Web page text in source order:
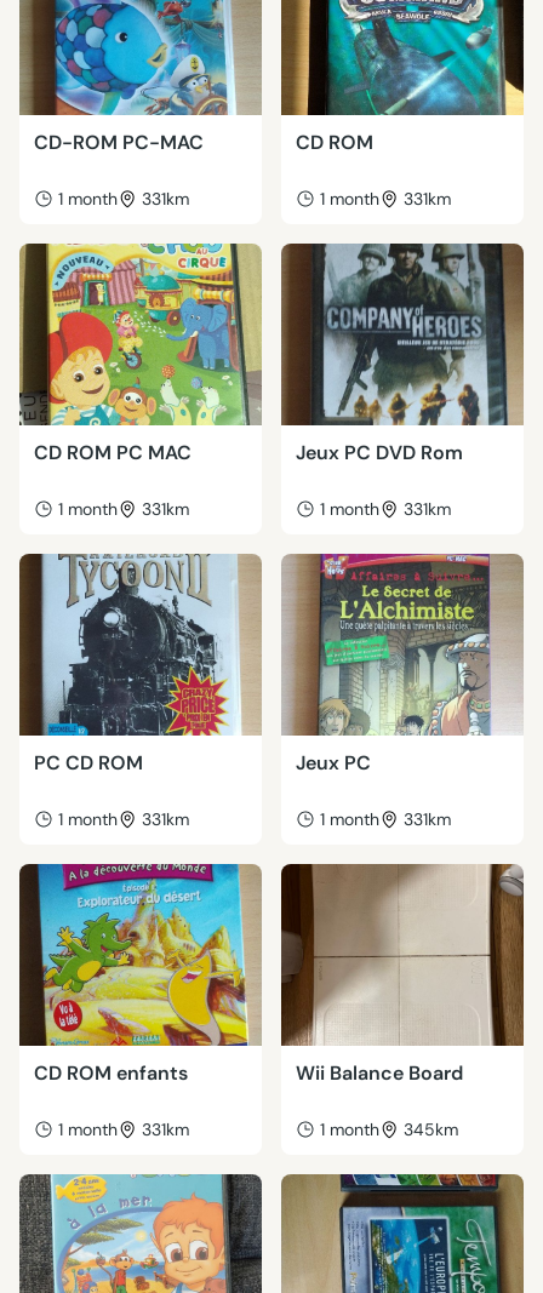
CD-ROM PC-MAC
1 month 331km
CD ROM
1 month 331km
CD ROM PC MAC
1 month 331km
Jeux PC DVD Rom
1 month 331km
PC CD ROM
1 month 331km
Jeux PC
1 month 331km
CD ROM enfants
1 month 331km
Wii Balance Board
1 month 345km